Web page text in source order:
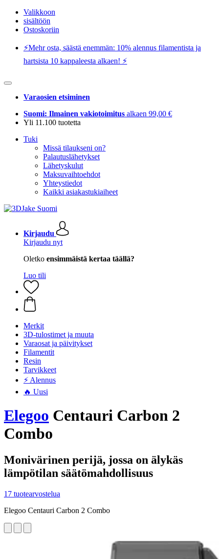
Valikkoon
sisältöön
Ostoskoriin
⚡️Mehr osta, säästä enemmän: 10% alennus filamentista ja
hartsista 10 kappaleesta alkaen! ⚡️
Varaosien etsiminen
Suomi: Ilmainen vakiotoimitus alkaen 99,00 €
Yli 11.100 tuotetta
Tuki
Missä tilaukseni on?
Palautuslähetykset
Lähetyskulut
Maksuvaihtoehdot
Yhteystiedot
Kaikki asiakastukiaiheet
Kirjaudu
Kirjaudu nyt
Oletko ensimmäistä kertaa täällä?
Luo tili
Merkit
3D-tulostimet ja muuta
Varaosat ja päivitykset
Filamentit
Resin
Tarvikkeet
⚡ Alennus
🔥 Uusi
Elegoo Centauri Carbon 2
Combo
Monivärinen perijä, jossa on älykäs
lämpötilan säätömahdollisuus
17 tuotearvostelua
Elegoo Centauri Carbon 2 Combo